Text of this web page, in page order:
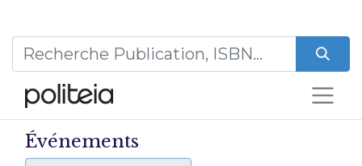
Événements